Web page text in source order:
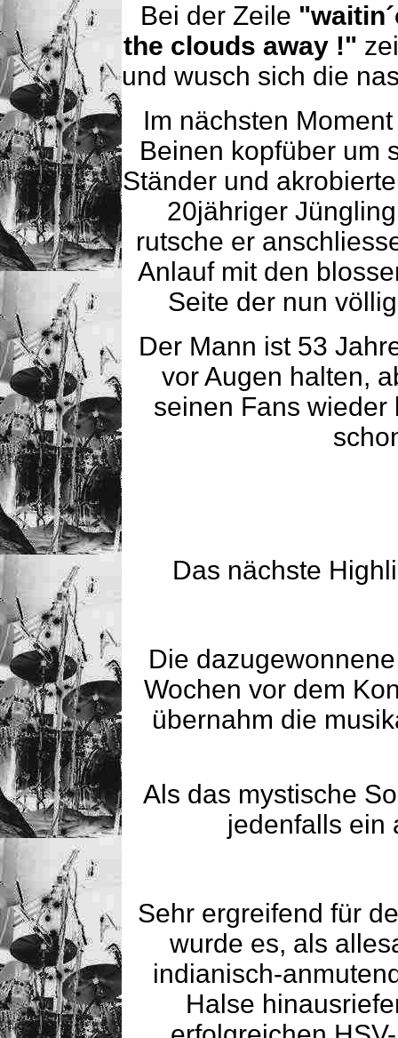
Bei der Zeile
the clouds away !"
und wusch sich die
Im nächsten
Beinen kopfüber um
Ständer und
20jähriger
rutsche er
Anlauf mit den
Seite der nun
Der Mann ist 53
vor Augen halten,
seinen Fans wieder
Das nächste
Die
Wochen vor dem
übernahm die
Als das mystische
jedenfalls ein
Sehr ergreifend für
wurde es, als
indianisch-
Halse